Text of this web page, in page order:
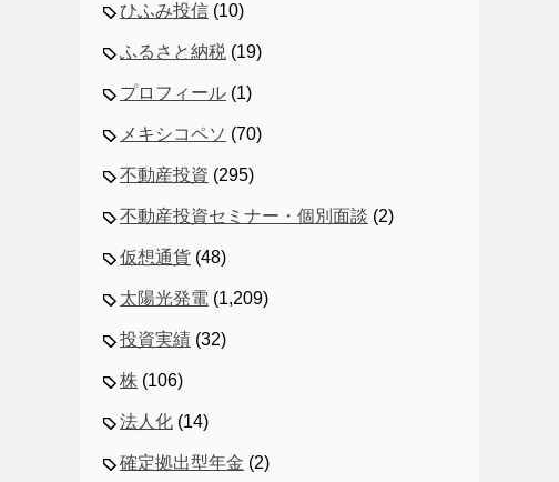
ひふみ投信 (10)
ふるさと納税 (19)
プロフィール (1)
メキシコペソ (70)
不動産投資 (295)
不動産投資セミナー・個別面談 (2)
仮想通貨 (48)
太陽光発電 (1,209)
投資実績 (32)
株 (106)
法人化 (14)
確定拠出型年金 (2)